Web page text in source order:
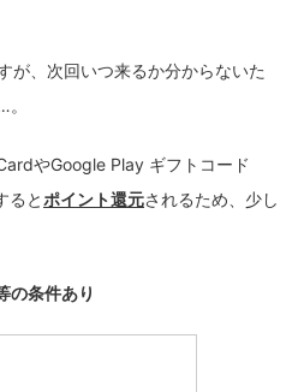
が、次回いつ来るか分からないた
やGoogle Play ギフトコード
ると ポイント還元されるため、少し
の条件あり